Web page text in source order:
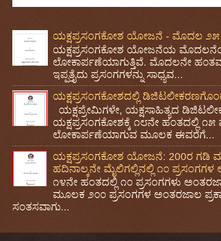
ಯಕ್ಷಪ್ರಸಂಗಕೋಶ ಯೋಜನೆ - ಮೊದಲ ೨೫
ಯಕ್ಷಪ್ರಸಂಗಕೋಶ ಯೋಜನೆಯ ಮೊದಲನೆಯ
ಲೋಕಾರ್ಪಣೆಯಾಗುತ್ತಿವೆ. ಮೊದಲನೇ
ಇಪ್ಪತ್ತೈದು ಪ್ರಸ೦ಗಗಳನ್ನು ಸಾಧ್ಯವ...
ಯಕ್ಷಪ್ರಸಂಗಕೋಶದಲ್ಲಿ
ಯಕ್ಷಪ್ರೇಮಿಗಳೇ, ಯಕ್ಷಸಾಹಿತ್ಯದ
ಯಕ್ಷಪ್ರಸಂಗಕೋಶಕ್ಕೆ ೧೮ನೇ ಹಂತದಲ್ಲಿ ೧೫
ಲೋಕಾರ್ಪಣೆಯಾಗುವ ಮೂಲಕ ಈವರೆಗೆ...
ಯಕ್ಷಪ್ರಸಂಗಕೋಶ ಯೋಜನೆ: 200ರ ಗಡಿ
ಹದಿನಾಲ್ಕನೇ ಮೈಲಿಗಲ್ಲಿನಲ್ಲಿ ೧೦
೧೪ನೇ ಹಂತದಲ್ಲಿ ೧೦ ಪ್ರಸಂಗಗಳು
ಮೂಲಕ ೨೦೦ ಪ್ರಸಂಗಗಳ ಅಂತರಜಾಲ
ಸಂತಸವಾಗು...